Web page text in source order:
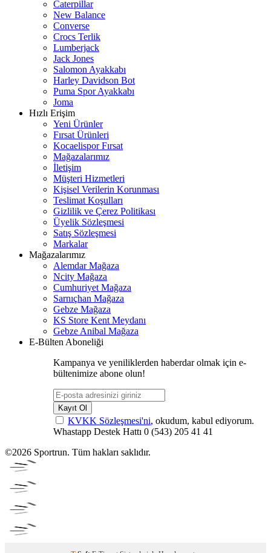
Caterpillar
New Balance
Converse
Crocs Terlik
Lumberjack
Jack Jones
Salomon Ayakkabı
Harley Davidson Bot
Puma Spor Ayakkabı
Joma
Hızlı Erişim
Yeni Ürünler
Fırsat Ürünleri
Kocaelispor Fırsat
Mağazalarımız
İletişim
Müşteri Hizmetleri
Kişisel Verilerin Korunması
Teslimat Koşulları
Gizlilik ve Çerez Politikası
Üyelik Sözleşmesi
Satış Sözleşmesi
Markalar
Mağazalarımız
Alemdar Mağaza
Ncity Mağaza
Cumhuriyet Mağaza
Sarnıçhan Mağaza
Gebze Mağaza
KS Store Kent Meydanı
Gebze Anibal Mağaza
E-Bülten Aboneliği
Kampanya ve yeniliklerden haberdar olmak için e-
bültenimize abone olun!
Kayıt Ol
KVKK Sözleşmesi'ni, okudum, kabul ediyorum.
Whastapp Destek Hattı 0 (543) 205 41 41
©2026 Sportrun. Tüm hakları saklıdır.